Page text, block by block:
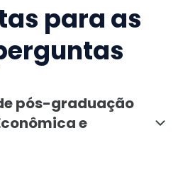
para as
pós-graduação
e